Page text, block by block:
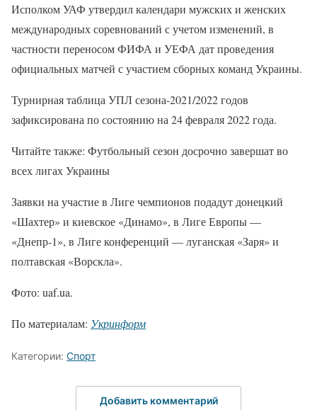
Исполком УАФ утвердил календари мужских и женских
международных соревнований с учетом изменений, в
частности переносом ФИФА и УЕФА дат проведения
официальных матчей с участием сборных команд Украины.
Турнирная таблица УПЛ сезона-2021/2022 годов
зафиксирована по состоянию на 24 февраля 2022 года.
Читайте также: Футбольный сезон досрочно завершат во
всех лигах Украины
Заявки на участие в Лиге чемпионов подадут донецкий
«Шахтер» и киевское «Динамо», в Лиге Европы —
«Днепр-1», в Лиге конференций — луганская «Заря» и
полтавская «Ворскла».
Фото: uaf.ua.
По материалам: Укринформ
Категории: Спорт
Добавить комментарий